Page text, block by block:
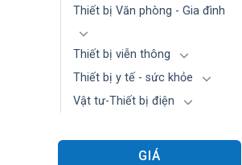
Thiết bị Văn phòng - Gia đình
Thiết bị viễn thông
Thiết bị y tế - sức khỏe
Vật tư-Thiết bị điện
GIÁ